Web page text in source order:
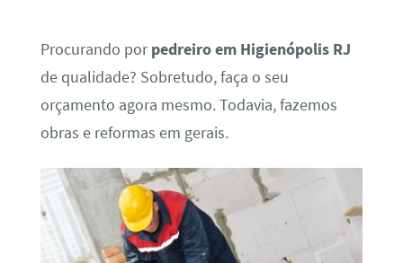
Procurando porpedreiro em Higienópolis RJ
de qualidade? Sobretudo, faça o seu
orçamento agora mesmo. Todavia, fazemos
obras e reformas em gerais.